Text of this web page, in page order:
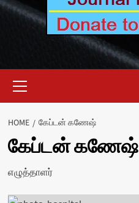
Menu
HOME கேப்டன் கணேஷ்
கேப்டன் கணேஷ்
எழுத்தாளர்